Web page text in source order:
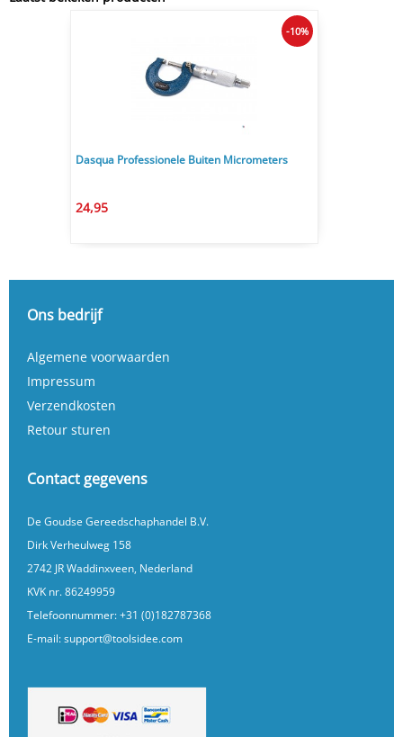
Dasqua Professionele Buiten Micrometers
24,95
-10%
Ons bedrijf
Algemene voorwaarden
Impressum
Verzendkosten
Retour sturen
Contact gegevens
De Goudse Gereedschaphandel B.V.
Dirk Verheulweg 158
2742 JR Waddinxveen, Nederland
KVK nr. 86249959
Telefoonnummer:+31 (0)182787368
E-mail:support@toolsidee.com